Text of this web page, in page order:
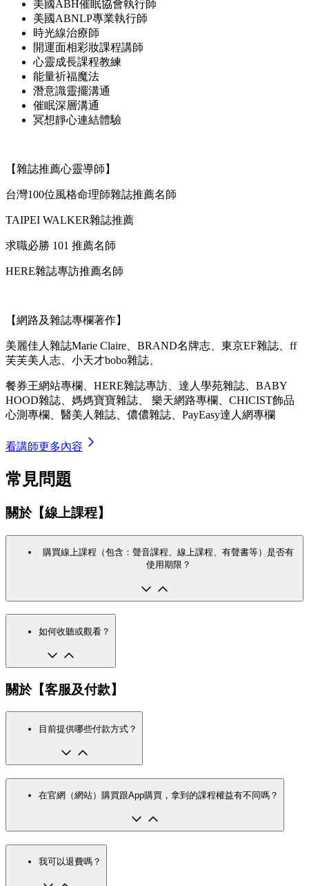
美國ABH催眠協會執行師
美國ABNLP專業執行師
時光線治療師
開運面相彩妝課程講師
心靈成長課程教練
能量祈福魔法
潛意識靈擺溝通
催眠深層溝通
冥想靜心連結體驗
【雜誌推薦心靈導師】
台灣100位風格命理師雜誌推薦名師
TAIPEI WALKER雜誌推薦
求職必勝 101 推薦名師
HERE雜誌專訪推薦名師
【網路及雜誌專欄著作】
美麗佳人雜誌Marie Claire、BRAND名牌志、東京EF雜誌、ff
芙芙美人志、小天才bobo雜誌、
餐券王網站專欄、HERE雜誌專訪、達人學苑雜誌、BABY
HOOD雜誌、媽媽寶寶雜誌、 樂天網路專欄、CHICIST飾品
心測專欄、醫美人雜誌、儂儂雜誌、PayEasy達人網專欄
看講師更多內容
常見問題
關於【線上課程】
購買線上課程（包含：聲音課程、線上課程、有聲書等）是否有
使用期限？
如何收聽或觀看？
關於【客服及付款】
目前提供哪些付款方式？
在官網（網站）購買跟App購買，拿到的課程權益有不同嗎？
我可以退費嗎？